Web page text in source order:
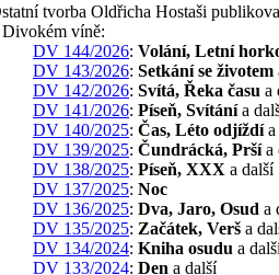
tvorba Oldřicha Hostaši
víně:
DV 144/2026: Volání, Letní
DV 143/2026: Setkání se životem
DV 142/2026: Svítá, Řeka času a
DV 141/2026: Píseň, Svítánía
DV 140/2025: Čas, Léto odjíždía
DV 139/2025: Čundrácká, Pršía
DV 138/2025: Píseň, XXX a další
DV 137/2025: Noc
DV 136/2025: Dva, Jaro, Osud a
DV 135/2025: Začátek, Verš a
DV 134/2024: Kniha osudu a
DV 133/2024: Den a další